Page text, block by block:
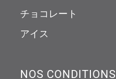
チョコレート
アイス
NOS CONDITIONS